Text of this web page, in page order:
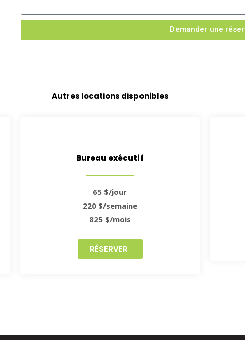
Demander une
Autres locations disponibles
Bureau exécutif
65 $/jour
220 $/semaine
825 $/mois
RÉSERVER